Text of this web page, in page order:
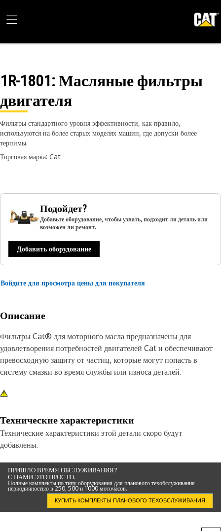
1R-1801: Масляные фильтры
двигателя
Фильтры стандартного уровня эффективности, как правило,
используются на более старых моделях машин, где допуски более
терпимы.
Торговая марка: Cat
Подойдет?
Добавьте оборудование, чтобы узнать, подходит ли деталь или
возможен ли ремонт.
Добавить оборудование
Войдите для просмотра цены для покупателя
Описание
Фильтры Cat® для моторного масла предназначены для
удовлетворения потребностей двигателей Cat и обеспечивают
превосходную защиту от частиц, которые могут попасть в
систему смазки во время службы или износа деталей.
Технические характеристики
Технические характеристики этой детали скоро будут
добавлены.
ПРИШЛО ВРЕМЯ ОБСЛУЖИВАНИЯ?
С НАМИ ЭТО ПРОСТО.
Полные комплекты по типу оборудования для планового техобслуживания
периодичностью в 250, 500 и 1000 моточасов.
КУПИТЬ КОМПЛЕКТЫ ПЛАНОВОГО ТЕХОБСЛУЖИВАНИЯ